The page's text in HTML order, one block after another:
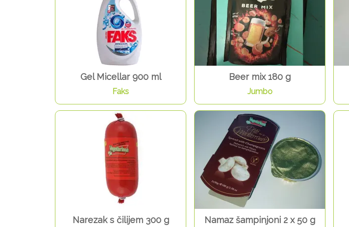
Gel Micellar 900 ml
Faks
Beer mix 180 g
Jumbo
Narezak s čilijem 300 g Namaz šampinjoni 2 x 50 g